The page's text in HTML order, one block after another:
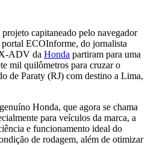
capitaneado pelo navegador
ECOInforme, do jornalista
ADV da Honda partiram para uma
mil quilômetros para cruzar o
de Paraty (RJ) com destino a Lima,
Honda, que agora se chama
para veículos da marca, a
e funcionamento ideal do
de rodagem, além de otimizar